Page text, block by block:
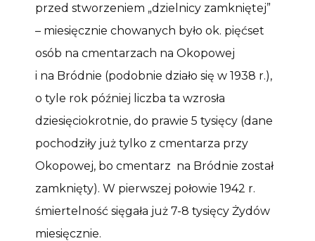
przed stworzeniem „dzielnicy zamkniętej”
– miesięcznie chowanych było ok. pięćset
osób na cmentarzach na Okopowej
i na Bródnie (podobnie działo się w 1938 r.),
o tyle rok później liczba ta wzrosła
dziesięciokrotnie, do prawie 5 tysięcy (dane
pochodziły już tylko z cmentarza przy
Okopowej, bo cmentarz na Bródnie został
zamknięty). W pierwszej połowie 1942 r.
śmiertelność sięgała już 7-8 tysięcy Żydów
miesięcznie.